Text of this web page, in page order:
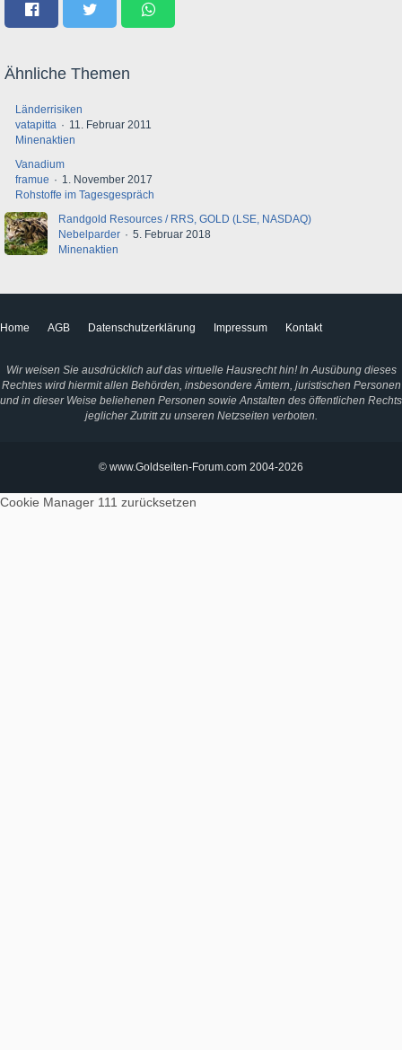
Ähnliche Themen
Länderrisiken
vatapitta
11. Februar 2011
Minenaktien
Vanadium
framue
1. November 2017
Rohstoffe im Tagesgespräch
Randgold Resources / RRS, GOLD (LSE, NASDAQ)
Nebelparder
5. Februar 2018
Minenaktien
Home AGB Datenschutzerklärung Impressum Kontakt
Wir weisen Sie ausdrücklich auf das virtuelle Hausrecht hin! In Ausübung dieses
Rechtes wird hiermit allen Behörden, insbesondere Ämtern, juristischen Personen
und in dieser Weise beliehenen Personen sowie Anstalten des öffentlichen Rechts
jeglicher Zutritt zu unseren Netzseiten verboten.
© www.Goldseiten-Forum.com 2004-2026
Cookie Manager 111 zurücksetzen